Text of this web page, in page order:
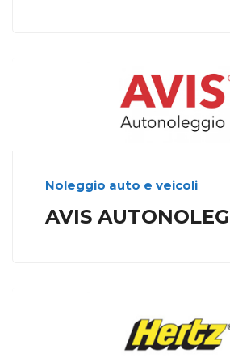
Noleggio auto e veicoli
AVIS